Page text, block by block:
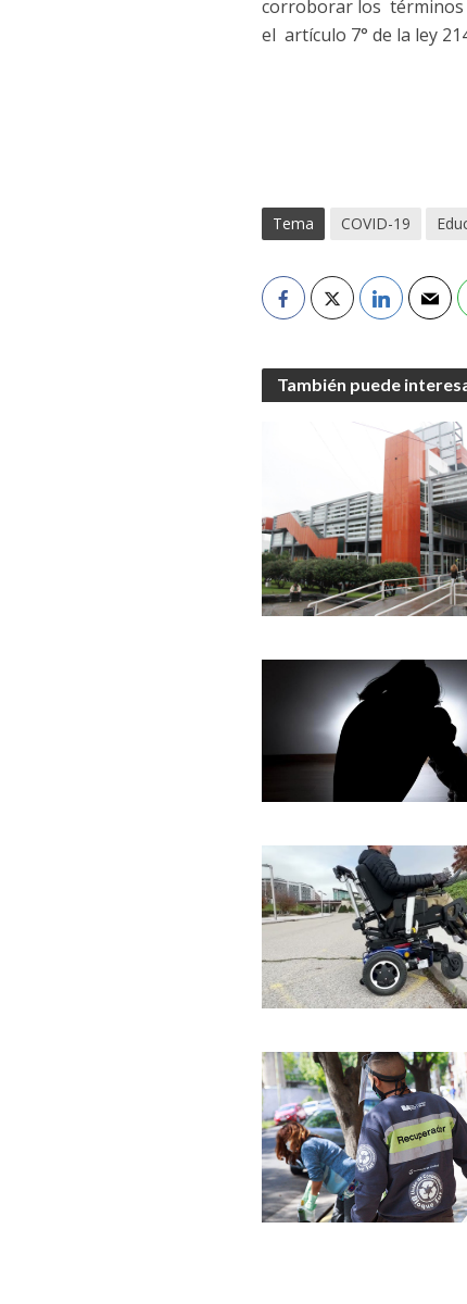
corroborar los términos
el artículo 7° de la ley
Tema COVID-19
También puede